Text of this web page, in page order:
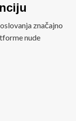
značajno
nude